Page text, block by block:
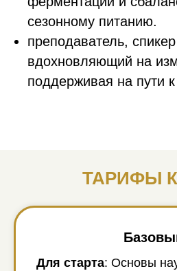
сезонному питанию.
преподаватель,
вдохновляющий на
поддерживая на пути
ТАРИФЫ
Для старта: Основы